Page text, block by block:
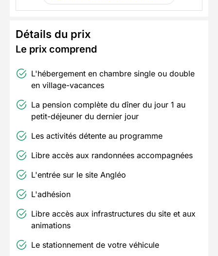
Détails du prix
Le prix comprend
L'hébergement en chambre single ou double
en village-vacances
La pension complète du dîner du jour 1 au
petit-déjeuner du dernier jour
Les activités détente au programme
Libre accès aux randonnées accompagnées
L'entrée sur le site Angléo
L'adhésion
Libre accès aux infrastructures du site et aux
animations
Le stationnement de votre véhicule